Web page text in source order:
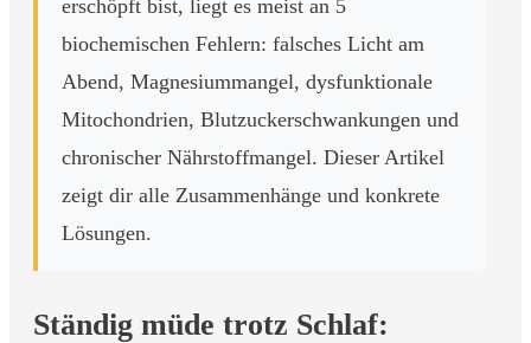
erschöpft bist, liegt es meist an 5
biochemischen Fehlern: falsches Licht am
Abend, Magnesiummangel, dysfunktionale
Mitochondrien, Blutzuckerschwankungen und
chronischer Nährstoffmangel. Dieser Artikel
zeigt dir alle Zusammenhänge und konkrete
Lösungen.
Ständig müde trotz Schlaf: